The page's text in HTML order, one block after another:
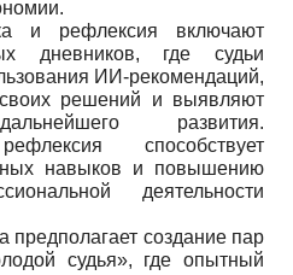
и рефлексия включают
дневников, где судьи
ИИ-рекомендаций,
своих решений и выявляют
развития.
способствует
навыков и повышению
деятельности
предполагает создание пар
судья», где опытный